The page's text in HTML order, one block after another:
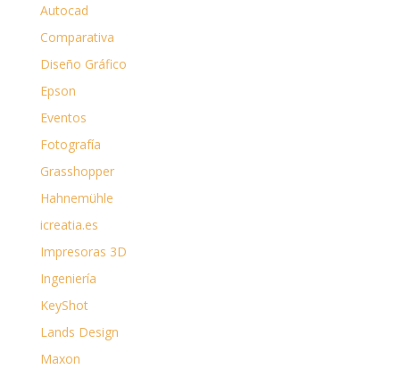
Autocad
Comparativa
Diseño Gráfico
Epson
Eventos
Fotografía
Grasshopper
Hahnemühle
icreatia.es
Impresoras 3D
Ingeniería
KeyShot
Lands Design
Maxon